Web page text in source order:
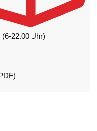
(6-22.00 Uhr)